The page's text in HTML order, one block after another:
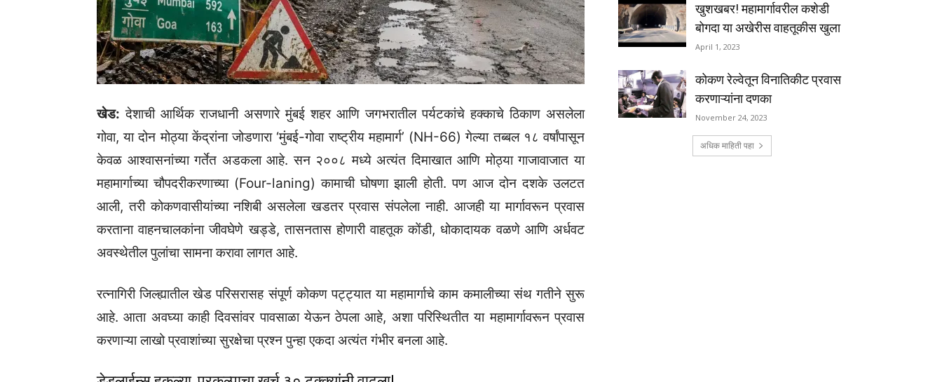
खेड: देशाची आर्थिक राजधानी असणारे मुंबई शहर आणि जगभरातील पर्यटकांचे हक्काचे ठिकाण असलेला
गोवा, या दोन मोठ्या केंद्रांना जोडणारा ‘मुंबई-गोवा राष्ट्रीय महामार्ग’ (NH-66) गेल्या तब्बल १८ वर्षांपासून
केवळ आश्वासनांच्या गर्तेत अडकला आहे. सन २००८ मध्ये अत्यंत दिमाखात आणि मोठ्या गाजावाजात या
महामार्गाच्या चौपदरीकरणाच्या (Four-laning) कामाची घोषणा झाली होती. पण आज दोन दशके उलटत
आली, तरी कोकणवासीयांच्या नशिबी असलेला खडतर प्रवास संपलेला नाही. आजही या मार्गावरून प्रवास
करताना वाहनचालकांना जीवघेणे खड्डे, तासनतास होणारी वाहतूक कोंडी, धोकादायक वळणे आणि अर्धवट
अवस्थेतील पुलांचा सामना करावा लागत आहे.
रत्नागिरी जिल्ह्यातील खेड परिसरासह संपूर्ण कोकण पट्ट्यात या महामार्गाचे काम कमालीच्या संथ गतीने सुरू
आहे. आता अवघ्या काही दिवसांवर पावसाळा येऊन ठेपला आहे, अशा परिस्थितीत या महामार्गावरून प्रवास
करणाऱ्या लाखो प्रवाशांच्या सुरक्षेचा प्रश्न पुन्हा एकदा अत्यंत गंभीर बनला आहे.
खुशखबर! महामार्गावरील कशेडी
बोगदा या अखेरीस वाहतूकीस खुला
April 1, 2023
कोकण रेल्वेतून विनातिकीट प्रवास
करणाऱ्यांना दणका
November 24, 2023
अधिक माहिती पहा